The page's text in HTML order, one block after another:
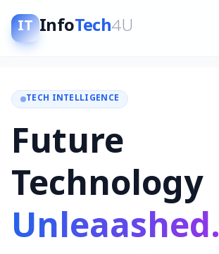
IT InfoTech4U
TECH INTELLIGENCE
Future
Technology
Unleaashed.